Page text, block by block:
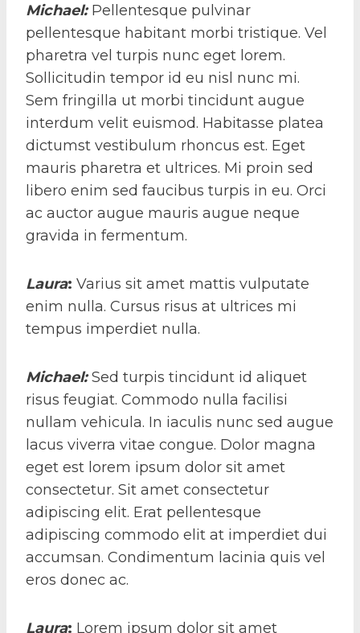
Michael:Pellentesque pulvinar
pellentesque habitant morbi tristique. Vel
pharetra vel turpis nunc eget lorem.
Sollicitudin tempor id eu nisl nunc mi.
Sem fringilla ut morbi tincidunt augue
interdum velit euismod. Habitasse platea
dictumst vestibulum rhoncus est. Eget
mauris pharetra et ultrices. Mi proin sed
libero enim sed faucibus turpis in eu. Orci
ac auctor augue mauris augue neque
gravida in fermentum.
Laura: Varius sit amet mattis vulputate
enim nulla. Cursus risus at ultrices mi
tempus imperdiet nulla.
Michael:Sed turpis tincidunt id aliquet
risus feugiat. Commodo nulla facilisi
nullam vehicula. In iaculis nunc sed augue
lacus viverra vitae congue. Dolor magna
eget est lorem ipsum dolor sit amet
consectetur. Sit amet consectetur
adipiscing elit. Erat pellentesque
adipiscing commodo elit at imperdiet dui
accumsan. Condimentum lacinia quis vel
eros donec ac.
Laura: Lorem ipsum dolor sit amet